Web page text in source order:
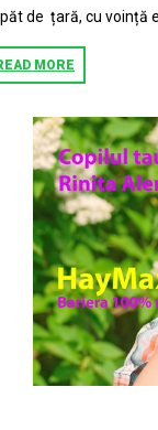
de țară, cu voință e
MORE